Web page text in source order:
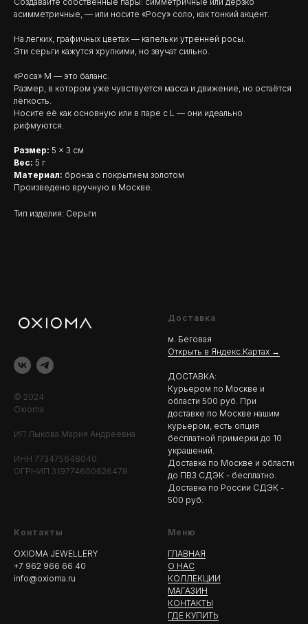
асимметричные, — или носите «Росу» соло, как тонкий акцент.
На легких, графичных цветах — капельки утренней росы.
Эти серьги кажутся хрупкими, но звучат сильно.
«Роса» M — это баланс.
Размер, в котором уже чувствуется масса и движение, но остаётся
лёгкость.
Носите её как основную или в паре с L — они идеально
рифмуются.
Размер: 5 × 3 см
Вес: 5 г
Материал: бронза с покрытием золотом
Произведено вручную в Москве.
Тип изделия: Серьги
© 2024
Oxioma
ИП Лыкова Мария Андреевна
ИНН 773475648040
ОГРНИП 319774600626478
Доставка
м. Беговая
Открыть в Яндекс.Картах →
ДОСТАВКА:
Курьером по Москве и
области 500 руб. При
доставке по Москве нашим
курьером, есть опция
бесплатной примерки до 10
украшений.
Доставка по Москве и области
до ПВЗ СДЭК - бесплатно.
Доставка по России СДЭК -
500 руб.
Контакты
OXIOMA JEWELLERY
+7 962 966 66 40
info@oxioma.ru
Меню
ГЛАВНАЯ
О НАС
КОЛЛЕКЦИИ
МАГАЗИН
КОНТАКТЫ
ГДЕ КУПИТЬ